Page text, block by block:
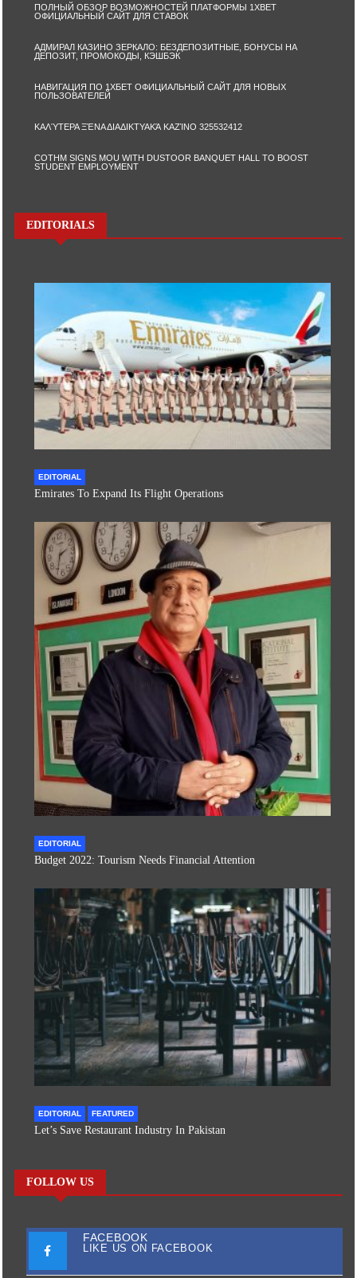
ПОЛНЫЙ ОБЗОР ВОЗМОЖНОСТЕЙ ПЛАТФОРМЫ 1XBET
ОФИЦИАЛЬНЫЙ САЙТ ДЛЯ СТАВОК
АДМИРАЛ КАЗИНО ЗЕРКАЛО: БЕЗДЕПОЗИТНЫЕ, БОНУСЫ НА
ДЕПОЗИТ, ПРОМОКОДЫ, КЭШБЭК
НАВИГАЦИЯ ПО 1ХБЕТ ОФИЦИАЛЬНЫЙ САЙТ ДЛЯ НОВЫХ
ПОЛЬЗОВАТЕЛЕЙ
ΚΑΛΎΤΕΡΑ ΞΈΝΑ ΔΙΑΔΙΚΤΥΑΚΆ ΚΑΖΊΝΟ 325532412
COTHM SIGNS MOU WITH DUSTOOR BANQUET HALL TO BOOST
STUDENT EMPLOYMENT
EDITORIALS
EDITORIAL
Emirates To Expand Its Flight Operations
EDITORIAL
Budget 2022: Tourism Needs Financial Attention
EDITORIAL FEATURED
Let’s Save Restaurant Industry In Pakistan
FOLLOW US
FACEBOOK
LIKE US ON FACEBOOK